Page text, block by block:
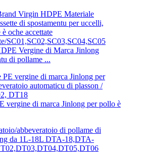
Vergine di Marca Jinlong
di pollame ...
vergine di marca Jinlong per pollo è